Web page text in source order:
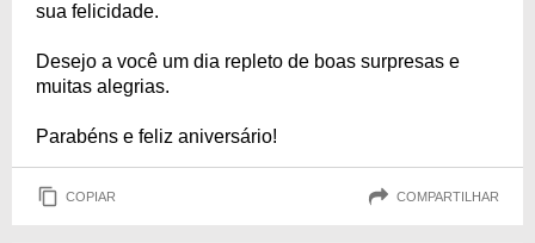
sua felicidade.
Desejo a você um dia repleto de boas surpresas e
muitas alegrias.
Parabéns e feliz aniversário!
COPIAR COMPARTILHAR